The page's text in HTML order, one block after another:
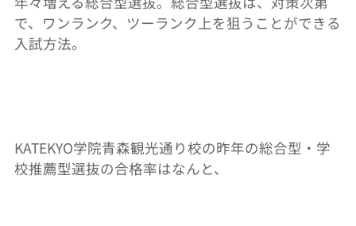
で、ワンランク、ツーランク上を狙うことができる
入試方法。
KATEKYO学院青森観光通り校の昨年の総合型・学
校推薦型選抜の合格率はなんと、